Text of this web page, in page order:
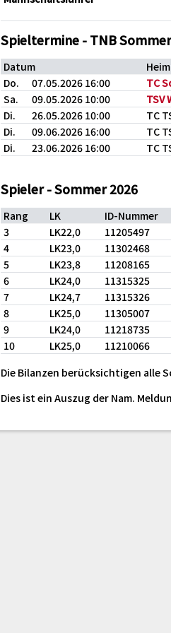
Spieltermine - TNB
Datum
Do.
07.05.2026 16:00 TC
Sa.
09.05.2026 10:00 TSV
Di.
26.05.2026 10:00 TC
Di.
09.06.2026 16:00 TC
Di.
23.06.2026 16:00 TC
Spieler - Sommer 2026
Rang LK ID-Nummer
3
LK22,0 11205497
4
LK23,0 11302468
5
LK23,8 11208165
6
LK24,0 11315325
7
LK24,7 11315326
8
LK25,0 11305007
9
LK24,0 11218735
10
LK25,0 11210066
Die Bilanzen berücksichtigen alle
Dies ist ein Auszug der Nam.